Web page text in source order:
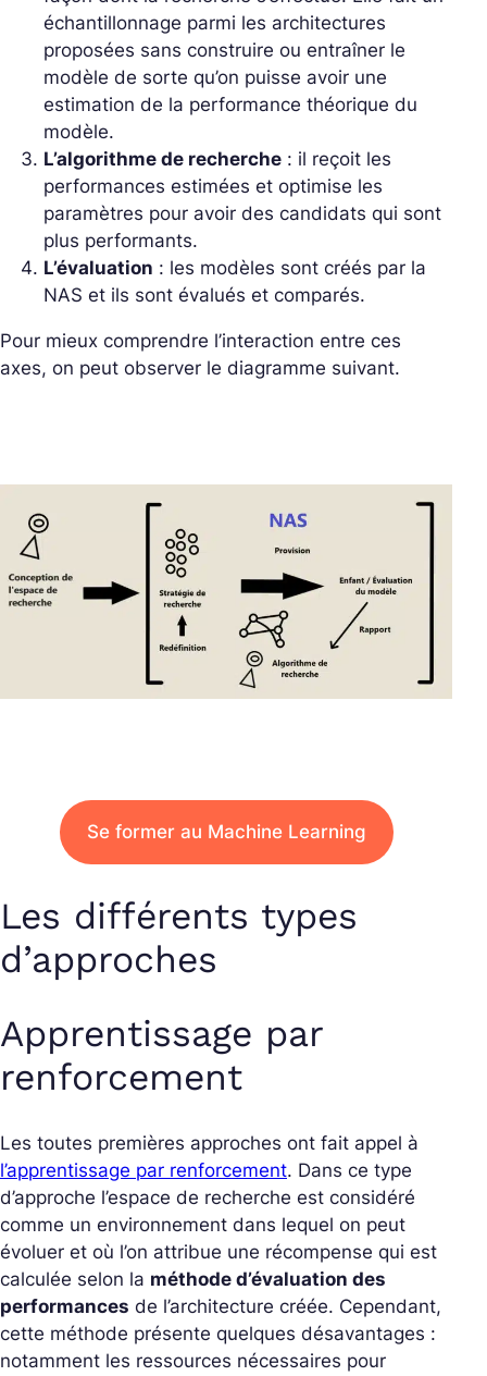
échantillonnage parmi les architectures
proposées sans construire ou entraîner le
modèle de sorte qu’on puisse avoir une
estimation de la performance théorique du
modèle.
L’algorithme de recherche : il reçoit les
performances estimées et optimise les
paramètres pour avoir des candidats qui sont
plus performants.
L’évaluation : les modèles sont créés par la
NAS et ils sont évalués et comparés.
Pour mieux comprendre l’interaction entre ces
axes, on peut observer le diagramme suivant.
Se former au Machine Learning
Les différents types
d’approches
Apprentissage par
renforcement
Les toutes premières approches ont fait appel à
l’apprentissage par renforcement. Dans ce type
d’approche l’espace de recherche est considéré
comme un environnement dans lequel on peut
évoluer et où l’on attribue une récompense qui est
calculée selon la méthode d’évaluation des
performances de l’architecture créée. Cependant,
cette méthode présente quelques désavantages :
notamment les ressources nécessaires pour